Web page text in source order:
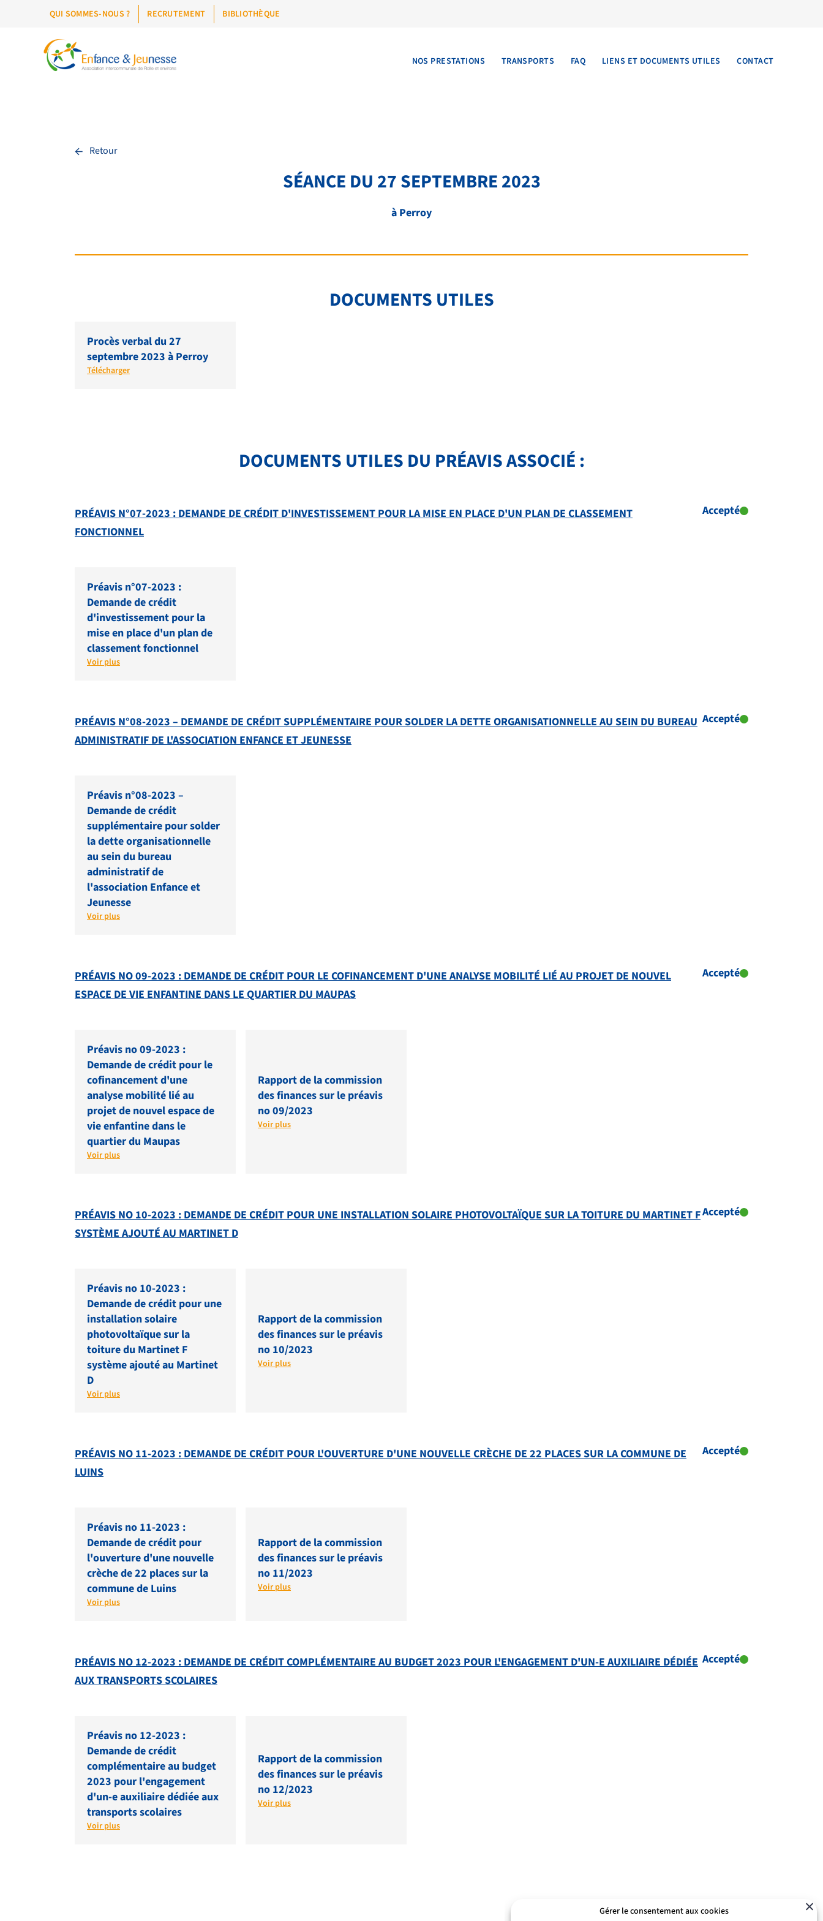
QUI SOMMES-NOUS ? RECRUTEMENT BIBLIOTHÈQUE
NOS PRESTATIONS TRANSPORTS FAQ LIENS ET DOCUMENTS UTILES CONTACT
← Retour
SÉANCE DU 27 SEPTEMBRE 2023
à Perroy
DOCUMENTS UTILES
Procès verbal du 27
septembre 2023 à Perroy
Télécharger
DOCUMENTS UTILES DU PRÉAVIS ASSOCIÉ :
PRÉAVIS N°07-2023 : DEMANDE DE CRÉDIT D'INVESTISSEMENT POUR LA MISE EN PLACE D'UN PLAN DE CLASSEMENT
FONCTIONNEL
Accepté
Préavis n°07-2023 :
Demande de crédit
d'investissement pour la
mise en place d'un plan de
classement fonctionnel
Voir plus
PRÉAVIS N°08-2023 – DEMANDE DE CRÉDIT SUPPLÉMENTAIRE POUR SOLDER LA DETTE ORGANISATIONNELLE AU SEIN DU BUREAU
ADMINISTRATIF DE L'ASSOCIATION ENFANCE ET JEUNESSE
Accepté
Préavis n°08-2023 –
Demande de crédit
supplémentaire pour solder
la dette organisationnelle
au sein du bureau
administratif de
l'association Enfance et
Jeunesse
Voir plus
PRÉAVIS NO 09-2023 : DEMANDE DE CRÉDIT POUR LE COFINANCEMENT D'UNE ANALYSE MOBILITÉ LIÉ AU PROJET DE NOUVEL
ESPACE DE VIE ENFANTINE DANS LE QUARTIER DU MAUPAS
Accepté
Préavis no 09-2023 :
Demande de crédit pour le
cofinancement d'une
analyse mobilité lié au
projet de nouvel espace de
vie enfantine dans le
quartier du Maupas
Voir plus
Rapport de la commission
des finances sur le préavis
no 09/2023
Voir plus
PRÉAVIS NO 10-2023 : DEMANDE DE CRÉDIT POUR UNE INSTALLATION SOLAIRE PHOTOVOLTAÏQUE SUR LA TOITURE DU MARTINET F
SYSTÈME AJOUTÉ AU MARTINET D
Accepté
Préavis no 10-2023 :
Demande de crédit pour une
installation solaire
photovoltaïque sur la
toiture du Martinet F
système ajouté au Martinet
D
Voir plus
Rapport de la commission
des finances sur le préavis
no 10/2023
Voir plus
PRÉAVIS NO 11-2023 : DEMANDE DE CRÉDIT POUR L'OUVERTURE D'UNE NOUVELLE CRÈCHE DE 22 PLACES SUR LA COMMUNE DE
LUINS
Accepté
Préavis no 11-2023 :
Demande de crédit pour
l'ouverture d'une nouvelle
crèche de 22 places sur la
commune de Luins
Voir plus
Rapport de la commission
des finances sur le préavis
no 11/2023
Voir plus
PRÉAVIS NO 12-2023 : DEMANDE DE CRÉDIT COMPLÉMENTAIRE AU BUDGET 2023 POUR L'ENGAGEMENT D'UN-E AUXILIAIRE DÉDIÉE
AUX TRANSPORTS SCOLAIRES
Accepté
Préavis no 12-2023 :
Demande de crédit
complémentaire au budget
2023 pour l'engagement
d'un-e auxiliaire dédiée aux
transports scolaires
Voir plus
Rapport de la commission
des finances sur le préavis
no 12/2023
Voir plus
Gérer le consentement aux cookies